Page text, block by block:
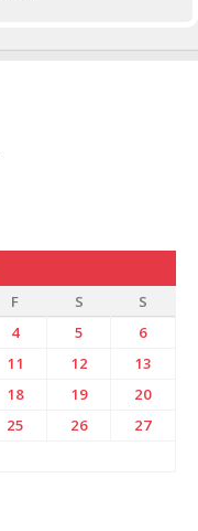
F S
S
4 5
6
11 12
13
18 19
20
25 26
27